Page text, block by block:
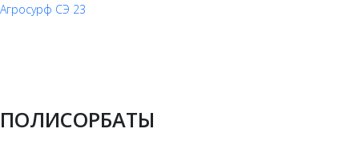
Агросурф СЭ 23
ПОЛИСОРБАТЫ